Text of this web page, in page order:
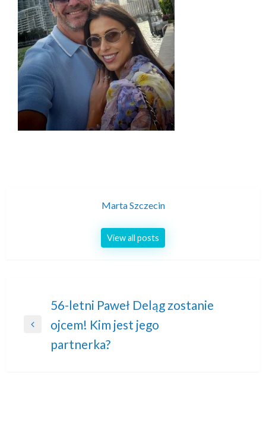
Marta Szczecin
View all posts
Nawigacja
wpisu
Previous
56-letni Paweł Deląg zostanie
ojcem! Kim jest jego
partnerka?